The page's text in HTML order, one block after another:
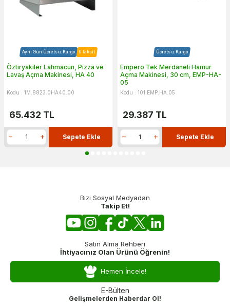
Aynı Gün Ücretsiz Kargo 9 Taksit
Öztiryakiler Lahmacun, Pizza ve
Lavaş Açma Makinesi, HA 40
Kodu : 1M.8823.0HA40.00
65.432 TL
Sepete Ekle
Ücretsiz Kargo
Empero Tek Merdaneli Hamur
Açma Makinesi, 30 cm, EMP-HA-
05
Kodu : 101.EMP.HA.05
29.387 TL
Sepete Ekle
Bizi Sosyal Medyadan
Takip Et!
Satın Alma Rehberi
İhtiyacınız Olan Ürünü Öğrenin!
Hemen İncele!
E-Bülten
Gelişmelerden Haberdar Ol!